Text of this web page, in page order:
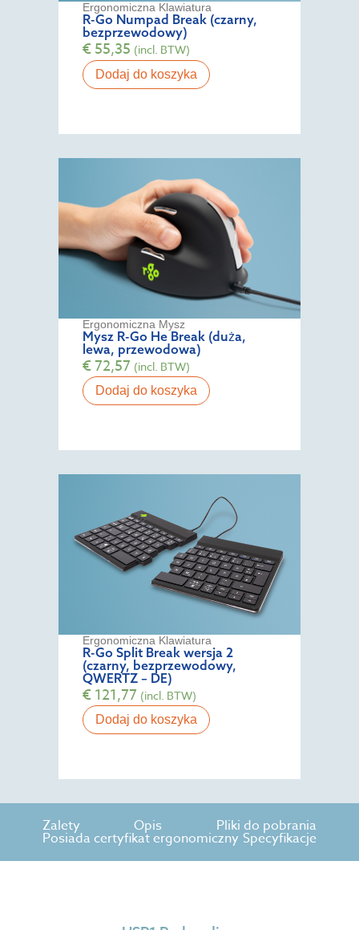
Ergonomiczna Klawiatura
R-Go Numpad Break (czarny,
bezprzewodowy)
€55,35 (incl. BTW)
Dodaj do koszyka
Ergonomiczna Mysz
Mysz R-Go He Break (duża,
lewa, przewodowa)
€72,57 (incl. BTW)
Dodaj do koszyka
Ergonomiczna Klawiatura
R-Go Split Break wersja 2
(czarny, bezprzewodowy,
QWERTZ – DE)
€121,77 (incl. BTW)
Dodaj do koszyka
Zalety Opis Pliki do pobrania
Posiada certyfikat ergonomiczny Specyfikacje